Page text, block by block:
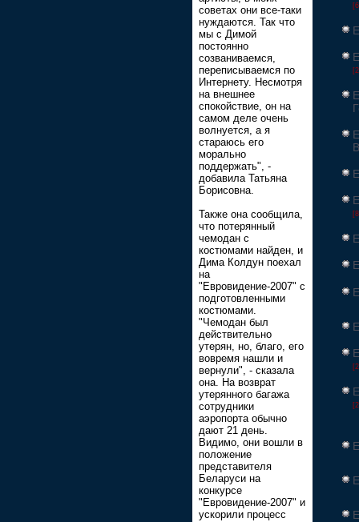
советах они все-таки
нуждаются. Так что
мы с Димой
постоянно
созваниваемся,
переписываемся по
Интернету. Несмотря
на внешнее
спокойствие, он на
самом деле очень
волнуется, а я
стараюсь его
морально
поддержать", -
добавила Татьяна
Борисовна.
Также она сообщила,
что потерянный
чемодан с
костюмами найден, и
Дима Колдун поехал
на
"Евровидение-2007" с
подготовленными
костюмами.
"Чемодан был
действительно
утерян, но, благо, его
вовремя нашли и
вернули", - сказала
она. На возврат
утерянного багажа
сотрудники
аэропорта обычно
дают 21 день.
Видимо, они вошли в
положение
представителя
Беларуси на
конкурсе
"Евровидение-2007" и
ускорили процесс